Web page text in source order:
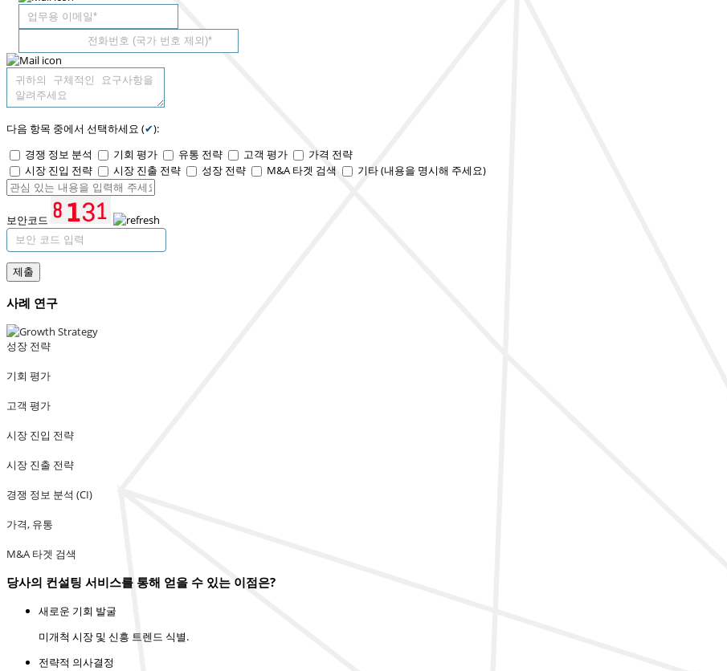
다음 항목 중에서 선택하세요 (✔):
경쟁 정보 분석
기회 평가 유통 전략 고객 평가
가격 전략
시장 진입 전략
시장 진출 전략 성장 전략 M&A 타겟 검색 기타 (내용을 명시해 주세요)
보안코드
제출
사례 연구
성장 전략
기회 평가
고객 평가
시장 진입 전략
시장 진출 전략
경쟁 정보 분석 (CI)
가격, 유통
M&A 타겟 검색
당사의 컨설팅 서비스를 통해 얻을 수 있는 이점은?
새로운 기회 발굴
미개척 시장 및 신흥 트렌드 식별.
전략적 의사결정